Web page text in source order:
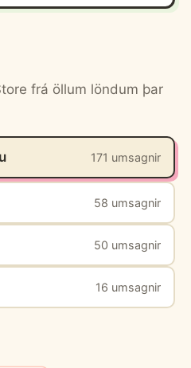
frá öllum löndum þar
171 umsagnir
58 umsagnir
50 umsagnir
16 umsagnir